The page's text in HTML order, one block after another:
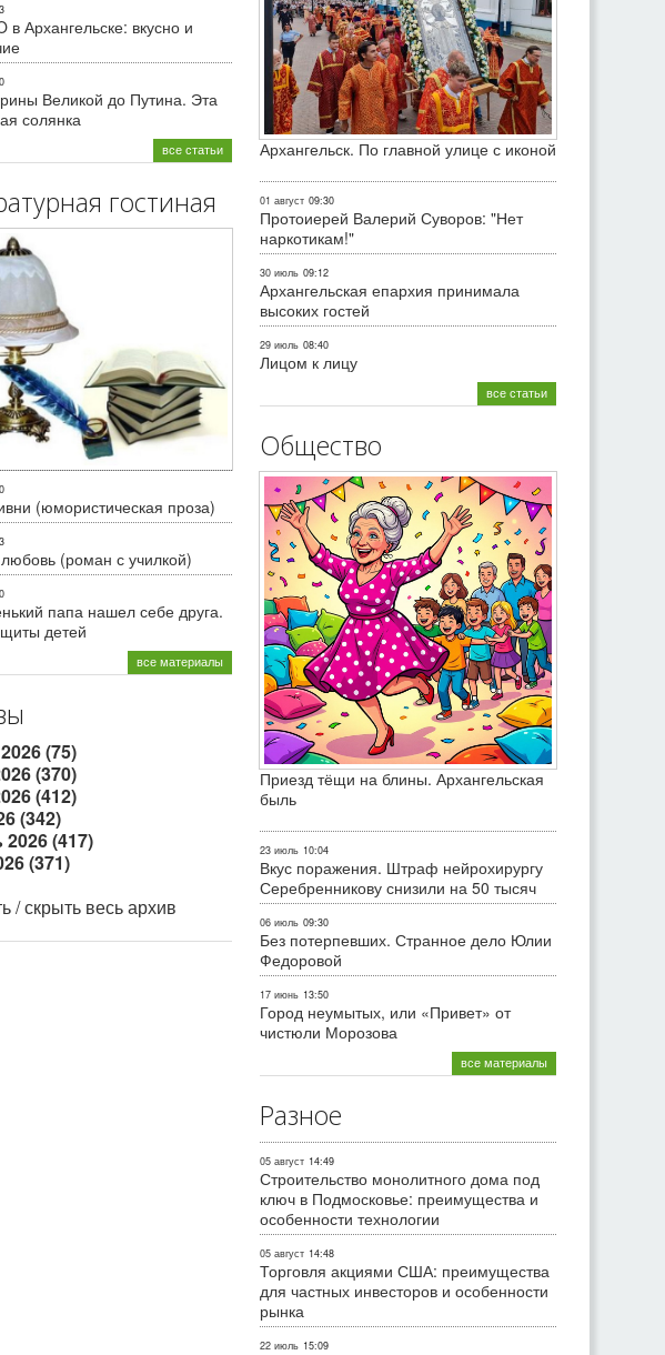
в Архангельске: вкусно и
Великой до Путина. Эта
солянка
все статьи
гостиная
(юмористическая проза)
(роман с училкой)
папа нашел себе друга.
детей
все материалы
(75)
(370)
(412)
(342)
(417)
(371)
/ скрыть весь архив
Архангельск. По главной улице с иконой
01 август 09:30
Протоиерей Валерий Суворов: "Нет
наркотикам!"
30 июль 09:12
Архангельская епархия принимала
высоких гостей
29 июль 08:40
Лицом к лицу
все статьи
Общество
Приезд тёщи на блины. Архангельская
быль
23 июль 10:04
Вкус поражения. Штраф нейрохирургу
Серебренникову снизили на 50 тысяч
06 июль 09:30
Без потерпевших. Странное дело Юлии
Федоровой
17 июнь 13:50
Город неумытых, или «Привет» от
чистюли Морозова
все материалы
Разное
05 август 14:49
Строительство монолитного дома под
ключ в Подмосковье: преимущества и
особенности технологии
05 август 14:48
Торговля акциями США: преимущества
для частных инвесторов и особенности
рынка
22 июль 15:09